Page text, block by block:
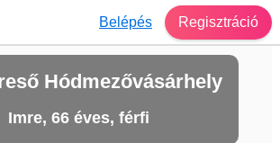
Belépés Regisztráció
Hódmezővásárhely
Imre, 66 éves, férfi